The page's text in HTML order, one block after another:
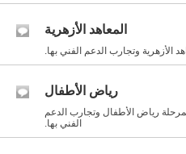
المعاهد الأزهرية
الأزهرية وتجارب الدعم الفني بها.
رياض الأطفال
رياض الأطفال وتجارب الدعم
الفني بها.